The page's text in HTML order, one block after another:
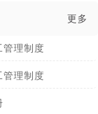
更多
管理制度
管理制度